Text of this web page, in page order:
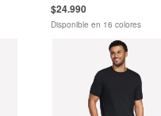
$24.990
Disponible en 16 colores